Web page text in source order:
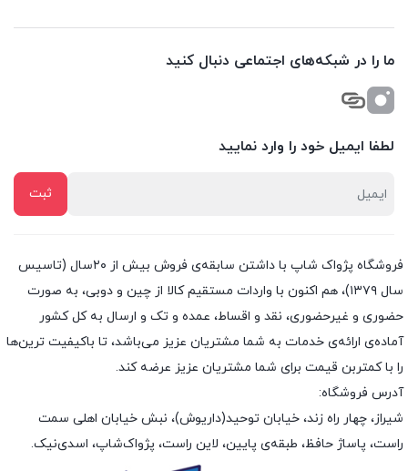
ما را در شبکه‌های اجتماعی دنبال کنید
لطفا ایمیل خود را وارد نمایید
فروشگاه پژواک شاپ با داشتن سابقه‌ی فروش بیش از ۲۰سال (تاسیس
سال ۱۳۷۹)، هم اکنون با واردات مستقیم کالا از چین و دوبی، به صورت
حضوری و غیرحضوری، نقد و اقساط، عمده و تک و ارسال به کل کشور
آماده‌ی ارائه‌ی خدمات به شما مشتریان عزیز می‌باشد، تا باکیفیت ترین‌ها
را با کمتربن قیمت برای شما مشتریان عزیز عرضه کند.
آدرس فروشگاه:
شیراز، چهار راه زند، خیابان توحید(داریوش)، نبش خیابان اهلی سمت
راست، پاساژ حافظ، طبقه‌ی پایین، لاین راست، پژواک‌شاپ، اسدی‌نیک.